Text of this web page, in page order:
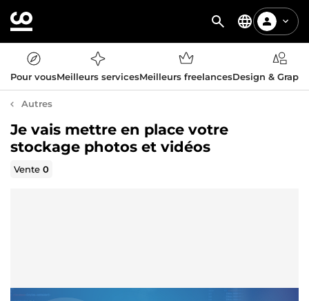
Pour vousMeilleurs servicesMeilleurs freelancesDesign &
Autres
Je vais mettre en place votre
stockage photos et vidéos
Vente0